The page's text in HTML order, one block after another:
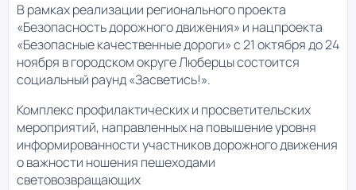
В рамках реализации регионального проекта
«Безопасность дорожного движения» и нацпроекта
«Безопасные качественные дороги» с 21 октября до 24
ноября в городском округе Люберцы состоится
социальный раунд «Засветись!».
Комплекс профилактических и просветительских
мероприятий, направленных на повышение уровня
информированности участников дорожного движения
о важности ношения пешеходами
световозвращающих